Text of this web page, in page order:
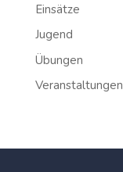
Einsätze
Jugend
Übungen
Veranstaltungen